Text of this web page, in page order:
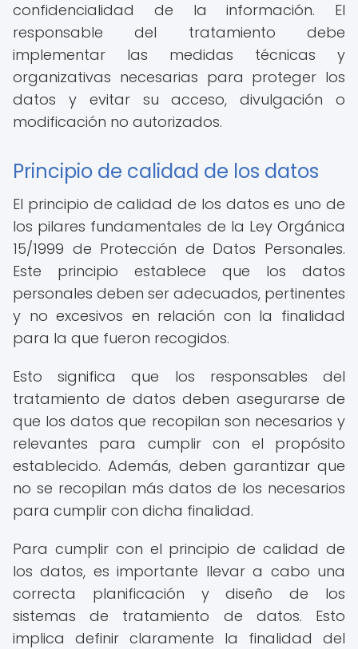
confidencialidad de la información. El
responsable del tratamiento debe
implementar las medidas técnicas y
organizativas necesarias para proteger los
datos y evitar su acceso, divulgación o
modificación no autorizados.
Principio de calidad de los datos
El principio de calidad de los datos es uno de
los pilares fundamentales de la Ley Orgánica
15/1999 de Protección de Datos Personales.
Este principio establece que los datos
personales deben ser adecuados, pertinentes
y no excesivos en relación con la finalidad
para la que fueron recogidos.
Esto significa que los responsables del
tratamiento de datos deben asegurarse de
que los datos que recopilan son necesarios y
relevantes para cumplir con el propósito
establecido. Además, deben garantizar que
no se recopilan más datos de los necesarios
para cumplir con dicha finalidad.
Para cumplir con el principio de calidad de
los datos, es importante llevar a cabo una
correcta planificación y diseño de los
sistemas de tratamiento de datos. Esto
implica definir claramente la finalidad del